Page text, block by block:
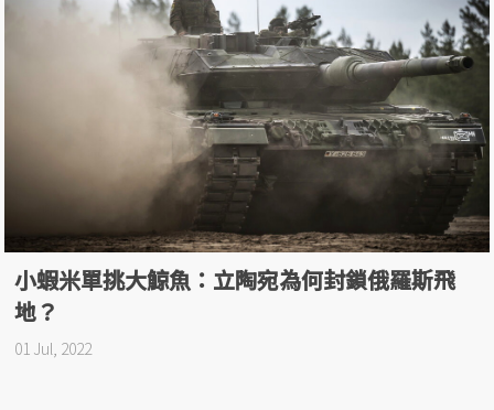
小蝦米單挑大鯨魚：立陶宛為何封鎖俄羅斯飛
地？
01 Jul, 2022